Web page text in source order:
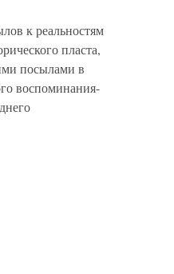
к реальностям
пласта,
посылами в
воспоминания-